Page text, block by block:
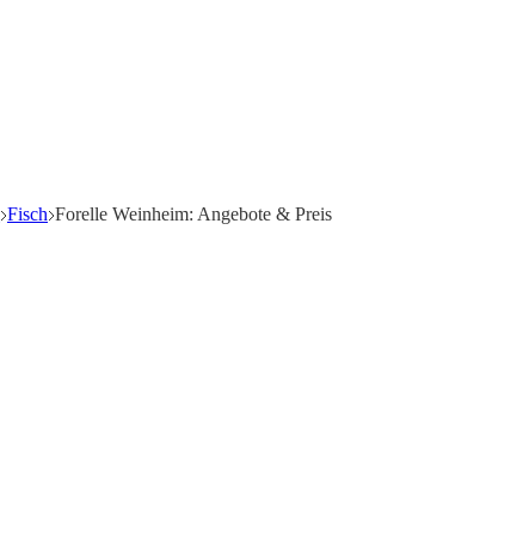
Fisch Forelle Weinheim: Angebote & Preis